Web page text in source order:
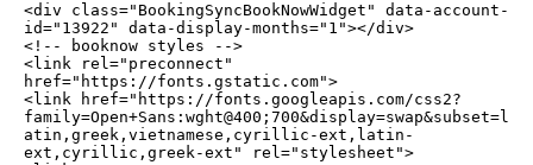
<div class="BookingSyncBookNowWidget" data-account-
id="13922" data-display-months="1"></div>
<!-- booknow styles -->
<link rel="preconnect"
href="https://fonts.gstatic.com">
<link href="https://fonts.googleapis.com/css2?
family=Open+Sans:wght@400;700&display=swap&subset=l
atin,greek,vietnamese,cyrillic-ext,latin-
ext,cyrillic,greek-ext" rel="stylesheet">